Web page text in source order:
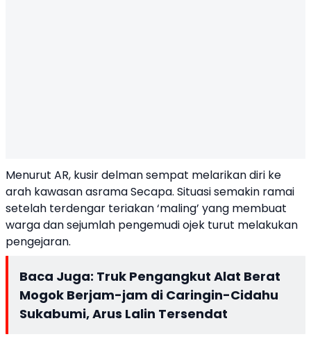
Menurut AR, kusir delman sempat melarikan diri ke
arah kawasan asrama Secapa. Situasi semakin ramai
setelah terdengar teriakan ‘maling’ yang membuat
warga dan sejumlah pengemudi ojek turut melakukan
pengejaran.
Baca Juga: Truk Pengangkut Alat Berat
Mogok Berjam-jam di Caringin-Cidahu
Sukabumi, Arus Lalin Tersendat